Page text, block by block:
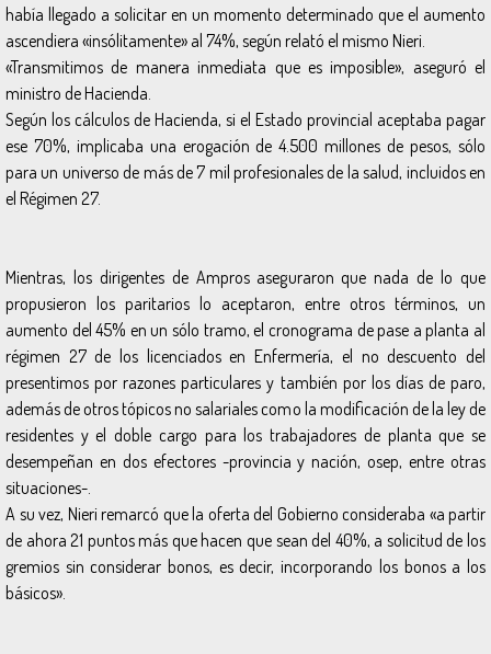
había llegado a solicitar en un momento determinado que el aumento
ascendiera «insólitamente» al 74%, según relató el mismo Nieri.
«Transmitimos de manera inmediata que es imposible», aseguró el
ministro de Hacienda.
Según los cálculos de Hacienda, si el Estado provincial aceptaba pagar
ese 70%, implicaba una erogación de 4.500 millones de pesos, sólo
para un universo de más de 7 mil profesionales de la salud, incluidos en
el Régimen 27.
Mientras, los dirigentes de Ampros aseguraron que nada de lo que
propusieron los paritarios lo aceptaron, entre otros términos, un
aumento del 45% en un sólo tramo, el cronograma de pase a planta al
régimen 27 de los licenciados en Enfermería, el no descuento del
presentimos por razones particulares y también por los días de paro,
además de otros tópicos no salariales como la modificación de la ley de
residentes y el doble cargo para los trabajadores de planta que se
desempeñan en dos efectores -provincia y nación, osep, entre otras
situaciones-.
A su vez, Nieri remarcó que la oferta del Gobierno consideraba «a partir
de ahora 21 puntos más que hacen que sean del 40%, a solicitud de los
gremios sin considerar bonos, es decir, incorporando los bonos a los
básicos».